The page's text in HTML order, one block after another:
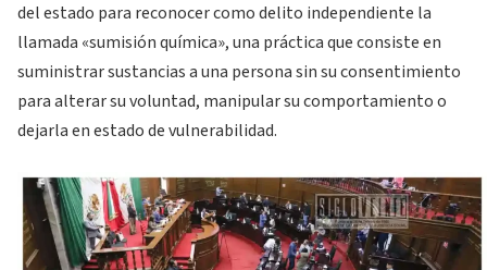
del estado para reconocer como delito independiente la
llamada «sumisión química», una práctica que consiste en
suministrar sustancias a una persona sin su consentimiento
para alterar su voluntad, manipular su comportamiento o
dejarla en estado de vulnerabilidad.